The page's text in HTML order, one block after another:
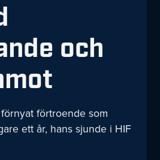
och
förtroende som
ett år, hans sjunde i HIF